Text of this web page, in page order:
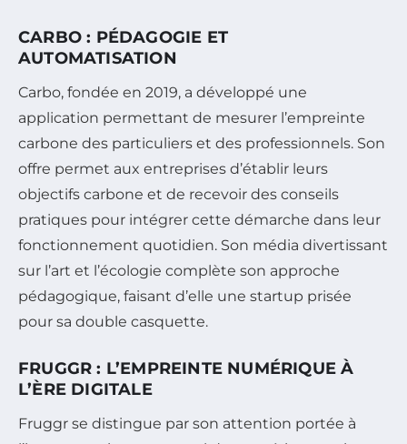
CARBO : PÉDAGOGIE ET
AUTOMATISATION
Carbo, fondée en 2019, a développé une
application permettant de mesurer l’empreinte
carbone des particuliers et des professionnels. Son
offre permet aux entreprises d’établir leurs
objectifs carbone et de recevoir des conseils
pratiques pour intégrer cette démarche dans leur
fonctionnement quotidien. Son média divertissant
sur l’art et l’écologie complète son approche
pédagogique, faisant d’elle une startup prisée
pour sa double casquette.
FRUGGR : L’EMPREINTE NUMÉRIQUE À
L’ÈRE DIGITALE
Fruggr se distingue par son attention portée à